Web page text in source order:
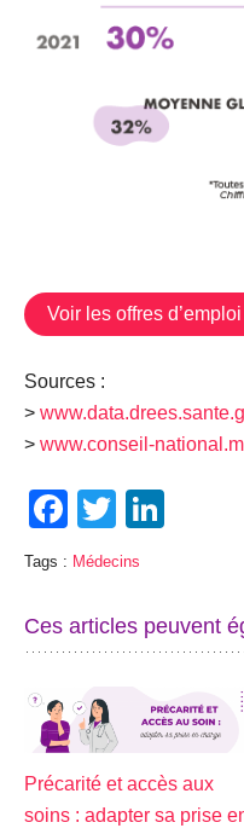
Voir les offres
Sources :
>
> www.conseil-
Facebook
Twitter
Tags : Médecins
Ces articles peuvent
Précarité et accès aux
soins : adapter sa prise